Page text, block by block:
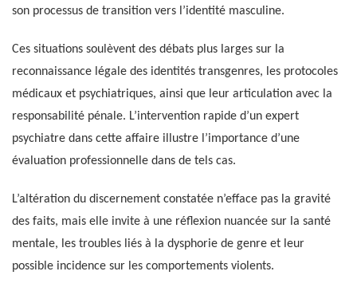
son processus de transition vers l’identité masculine.
Ces situations soulèvent des débats plus larges sur la
reconnaissance légale des identités transgenres, les protocoles
médicaux et psychiatriques, ainsi que leur articulation avec la
responsabilité pénale. L’intervention rapide d’un expert
psychiatre dans cette affaire illustre l’importance d’une
évaluation professionnelle dans de tels cas.
L’altération du discernement constatée n’efface pas la gravité
des faits, mais elle invite à une réflexion nuancée sur la santé
mentale, les troubles liés à la dysphorie de genre et leur
possible incidence sur les comportements violents.